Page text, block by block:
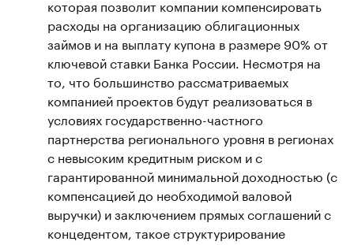
которая позволит компании компенсировать
расходы на организацию облигационных
займов и на выплату купона в размере 90% от
ключевой ставки Банка России. Несмотря на
то, что большинство рассматриваемых
компанией проектов будут реализоваться в
условиях государственно-частного
партнерства регионального уровня в регионах
с невысоким кредитным риском и с
гарантированной минимальной доходностью (с
компенсацией до необходимой валовой
выручки) и заключением прямых соглашений с
концедентом, такое структурирование